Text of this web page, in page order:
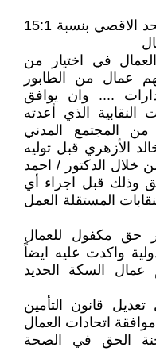
1. وضع الحد الاني للاجور وكذا الحد الاقصي بنسبة 15:1
في اختيار من
عمال من الطابور
.... وان يوافق
الذي أعدته
المجتمع المدني
الأزهري قبل توليه
خلال الدكتور / احمد
وذلك قبل اجراء أي
المستقلة العمل
حق مكفول للعمال
واكدت عليه ايضاً
عمال السكة الحديد
قانون التأمين
اتحادات العمال
الحق في الصحة